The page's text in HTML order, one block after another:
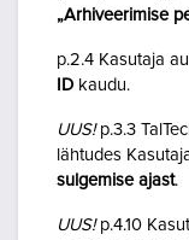
„Arhiveerimise
p.2.4 Kasutaja
ID kaudu.
UUS!p.3.3
lähtudes
sulgemise ajast.
UUS!p.4.10